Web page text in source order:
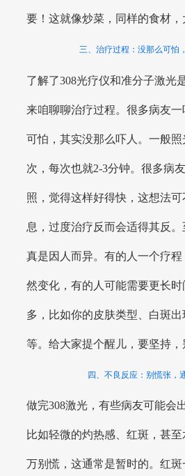
要！这就像炒菜，同样的食材，
三、治疗过程：没那么可怕
了解了308光疗仪和准分子激光
来咱聊聊治疗过程。很多病友一
可怕，其实没那么吓人。一般照
次，每次也就2-3分钟。很多病
照，觉得这样好得快，这想法
息，过度治疗反而会适得其反
真是因人而异。有的人一个疗程
然变化，有的人可能需要更长
多，比如你的皮肤类型、白斑
等。给大家提个醒儿，要坚持，
四、不良反应：别慌张，
做完308激光，有些病友可能会
比如轻微的灼热感、红斑，甚
万别慌，这通常是暂时的。红斑